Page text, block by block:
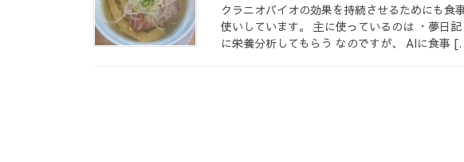
クラニオバイオの効果を持続させるためにも
使いしています。 主に使っているのは ・夢日
に栄養分析してもらう なのですが、 AIに食事